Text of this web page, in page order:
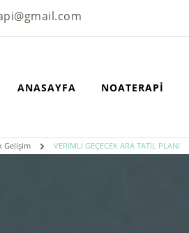
ANASAYFA NOATERAPI
Gelişim VERİMLİ GEÇECEK ARA TATİL PLANI